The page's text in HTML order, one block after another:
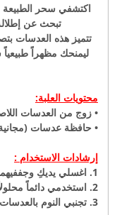
اكتشفي سحر الطبيعة
تبحث عن
تتميز هذه العدسات
ليمنحك مظهراً
محتويات العلبة:
• زوج من العدسات
• حافظة عدسات
إرشادات الاستخدام :
1. اغسلي يديكِ وجففيهما جيداً قبل التعامل مع العدسات.
2. استخدمي دائماً محلولاً معقماً جديداً لتنظيف وحفظ العدسات.
3. تجنبي النوم بالعدسات أو تعريضها لمياه الصنبور.